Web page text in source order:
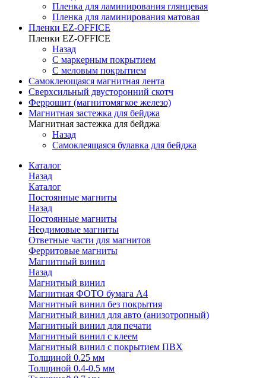
Пленка для ламинирования глянцевая
Пленка для ламинирования матовая
Пленки EZ-OFFICE
Пленки EZ-OFFICE
Назад
С маркерным покрытием
С меловым покрытием
Самоклеющаяся магнитная лента
Сверхсильный двусторонний скотч
Феррошит (магнитомягкое железо)
Магнитная застежка для бейджа
Магнитная застежка для бейджа
Назад
Самоклеящаяся булавка для бейджа
Каталог
Назад
Каталог
Постоянные магниты
Назад
Постоянные магниты
Неодимовые магниты
Ответные части для магнитов
Ферритовые магниты
Магнитный винил
Назад
Магнитный винил
Магнитная ФОТО бумага А4
Магнитный винил без покрытия
Магнитный винил для авто (анизотропный)
Магнитный винил для печати
Магнитный винил с клеем
Магнитный винил с покрытием ПВХ
Толщиной 0.25 мм
Толщиной 0.4-0.5 мм